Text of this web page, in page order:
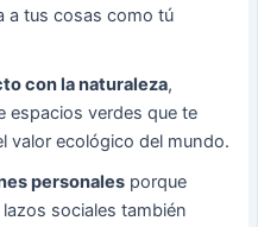
a tus cosas como tú
con la naturaleza,
espacios verdes que te
valor ecológico del mundo.
personales porque
sociales también